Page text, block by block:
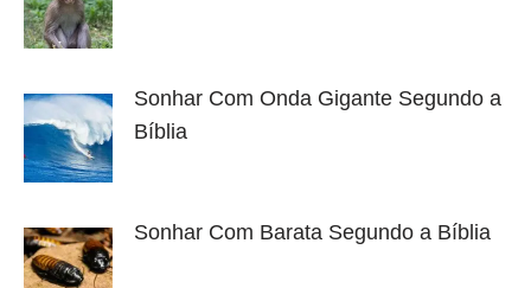
Sonhar Com Onda Gigante Segundo a
Bíblia
Sonhar Com Barata Segundo a Bíblia